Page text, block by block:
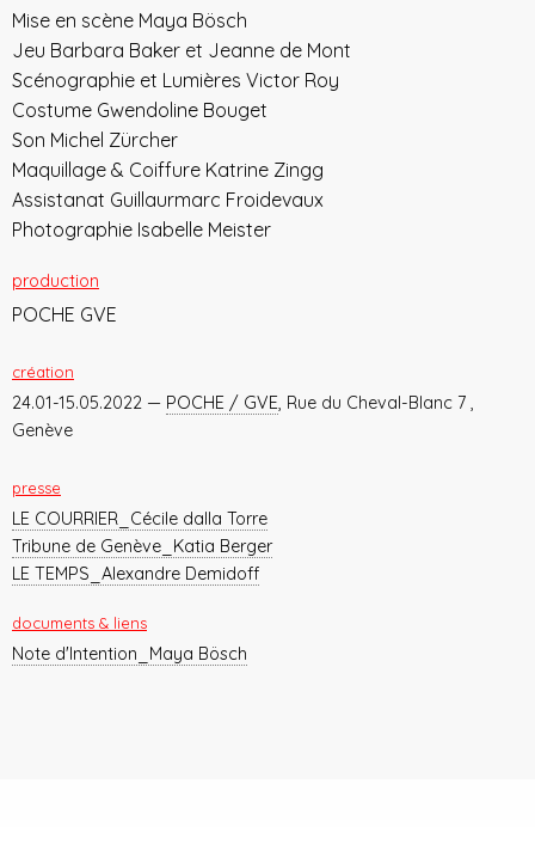
création
24.01-15.05.2022 — POCHE / GVE, Rue du Cheval-Blanc 7 ,
Genève
presse
LE COURRIER_Cécile dalla Torre
Tribune de Genève_Katia Berger
LE TEMPS_Alexandre Demidoff
documents & liens
Note d'Intention_Maya Bösch
Mise en scène Maya Bösch
Jeu Barbara Baker et Jeanne de Mont
Scénographie et Lumières Victor Roy
Costume Gwendoline Bouget
Son Michel Zürcher
Maquillage & Coiffure Katrine Zingg
Assistanat Guillaurmarc Froidevaux
Photographie Isabelle Meister
production
POCHE GVE